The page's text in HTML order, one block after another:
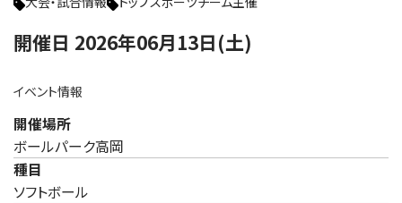
開催日 2026年06月13日(土)
イベント情報
開催場所
ボールパーク高岡
種目
ソフトボール